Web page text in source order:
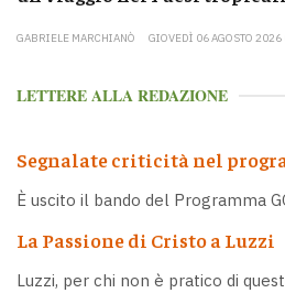
GABRIELE MARCHIANÒ GIOVEDÌ 06 AGOSTO
LETTERE ALLA REDAZIONE
Segnalate criticità nel
È uscito il bando del Programma
La Passione di Cristo a Luzzi
Luzzi, per chi non è pratico di